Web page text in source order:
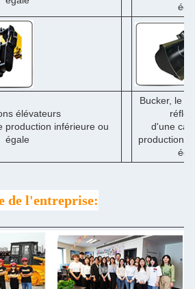
élévateurs
production inférieure ou
égale
Bucker, le
d'une
production
de l'entreprise: